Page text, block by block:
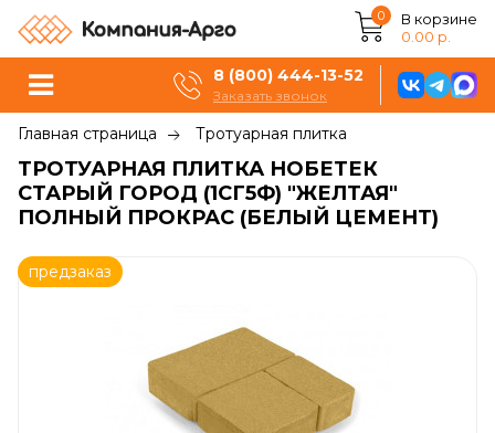
0
В корзине
0.00 р.
8 (800) 444-13-52
Заказать звонок
Главная страница Тротуарная плитка
ТРОТУАРНАЯ ПЛИТКА НОБЕТЕК
СТАРЫЙ ГОРОД (1СГ5Ф) "ЖЕЛТАЯ"
ПОЛНЫЙ ПРОКРАС (БЕЛЫЙ ЦЕМЕНТ)
предзаказ